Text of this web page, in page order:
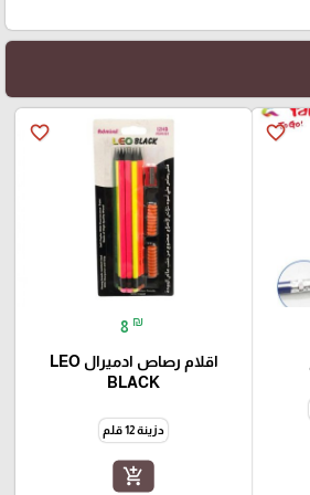
favorite_border
favorite_border
8 ₪
اقلام رصاص ادميرال LEO
BLACK
دزينة 12 قلم
add_shopping_cart